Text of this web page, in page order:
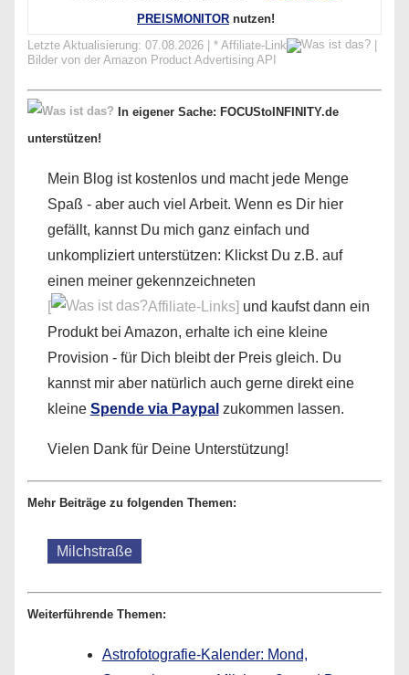
PREISMONITOR nutzen!
Letzte Aktualisierung: 07.08.2026 | * Affiliate-Link
|
Bilder von der Amazon Product Advertising API
In eigener Sache: FOCUStoINFINITY.de
unterstützen!
Mein Blog ist kostenlos und macht jede Menge
Spaß - aber auch viel Arbeit. Wenn es Dir hier
gefällt, kannst Du mich ganz einfach und
unkompliziert unterstützen: Klickst Du z.B. auf
einen meiner gekennzeichneten
[
Affiliate-Links] und kaufst dann ein
Produkt bei Amazon, erhalte ich eine kleine
Provision - für Dich bleibt der Preis gleich. Du
kannst mir aber natürlich auch gerne direkt eine
kleine Spende via Paypal zukommen lassen.
Vielen Dank für Deine Unterstützung!
Mehr Beiträge zu folgenden Themen:
Milchstraße
Weiterführende Themen:
Astrofotografie-Kalender: Mond,